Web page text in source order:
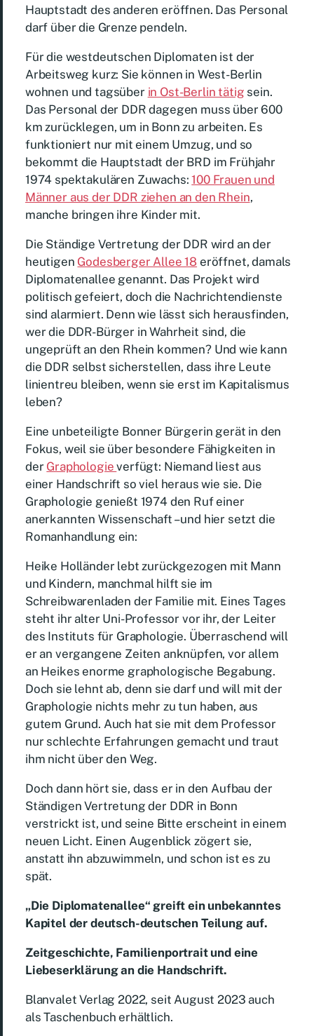
Hauptstadt des anderen eröffnen. Das Personal
darf über die Grenze pendeln.
Für die westdeutschen Diplomaten ist der
Arbeitsweg kurz: Sie können in West-Berlin
wohnen und tagsüber in Ost-Berlin tätig sein.
Das Personal der DDR dagegen muss über 600
km zurücklegen, um in Bonn zu arbeiten. Es
funktioniert nur mit einem Umzug, und so
bekommt die Hauptstadt der BRD im Frühjahr
1974 spektakulären Zuwachs:100 Frauen und
Männer aus der DDR ziehen an den Rhein,
manche bringen ihre Kinder mit.
Die Ständige Vertretung der DDR wird an der
heutigen Godesberger Allee 18 eröffnet, damals
Diplomatenallee genannt. Das Projekt wird
politisch gefeiert, doch die Nachrichtendienste
sind alarmiert. Denn wie lässt sich herausfinden,
wer die DDR-Bürger in Wahrheit sind, die
ungeprüft an den Rhein kommen? Und wie kann
die DDR selbst sicherstellen, dass ihre Leute
linientreu bleiben, wenn sie erst im Kapitalismus
leben?
Eine unbeteiligte Bonner Bürgerin gerät in den
Fokus, weil sie über besondere Fähigkeiten in
der Graphologieverfügt: Niemand liest aus
einer Handschrift so viel heraus wie sie. Die
Graphologie genießt 1974 den Ruf einer
anerkannten Wissenschaft – und hier setzt die
Romanhandlung ein:
Heike Holländer lebt zurückgezogen mit Mann
und Kindern, manchmal hilft sie im
Schreibwarenladen der Familie mit. Eines Tages
steht ihr alter Uni-Professor vor ihr, der Leiter
des Instituts für Graphologie. Überraschend will
er an vergangene Zeiten anknüpfen, vor allem
an Heikes enorme graphologische Begabung.
Doch sie lehnt ab, denn sie darf und will mit der
Graphologie nichts mehr zu tun haben, aus
gutem Grund. Auch hat sie mit dem Professor
nur schlechte Erfahrungen gemacht und traut
ihm nicht über den Weg.
Doch dann hört sie, dass er in den Aufbau der
Ständigen Vertretung der DDR in Bonn
verstrickt ist, und seine Bitte erscheint in einem
neuen Licht. Einen Augenblick zögert sie,
anstatt ihn abzuwimmeln, und schon ist es zu
spät.
„Die Diplomatenallee“ greift ein unbekanntes
Kapitel der deutsch-deutschen Teilung auf.
Zeitgeschichte, Familienportrait und eine
Liebeserklärung an die Handschrift.
Blanvalet Verlag 2022, seit August 2023 auch
als Taschenbuch erhältlich.